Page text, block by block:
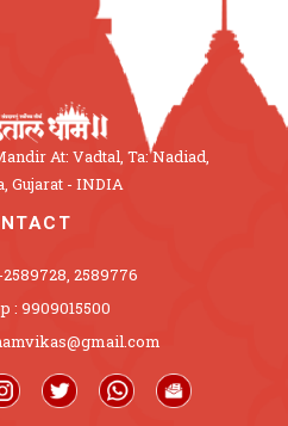
At: Vadtal, Ta: Nadiad,
Gujarat - INDIA
2589776
: 9909015500